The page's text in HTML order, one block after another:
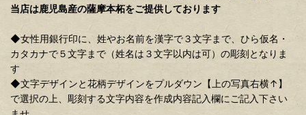
当店は鹿児島産の薩摩本柘をご提供しております
◆女性用銀行印に、姓やお名前を漢字で３文字まで、ひら仮名・
カタカナで５文字まで（姓名は３文字以内は可）の彫刻となりま
す
◆文字デザインと花柄デザインをプルダウン【上の写真右横↑】
で選択の上、彫刻する文字内容を作成内容記入欄にご記入下さい